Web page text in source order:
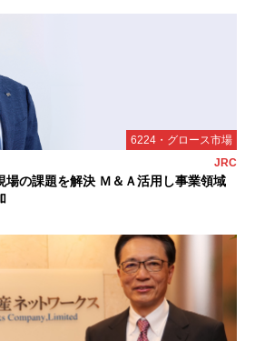
6224・グロース市場
JRC
場の課題を解決 Ｍ＆Ａ活用し事業領域